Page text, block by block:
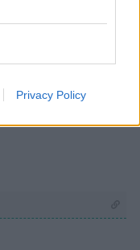
Privacy Policy
billigt !. Blev så
Ville inte läsa